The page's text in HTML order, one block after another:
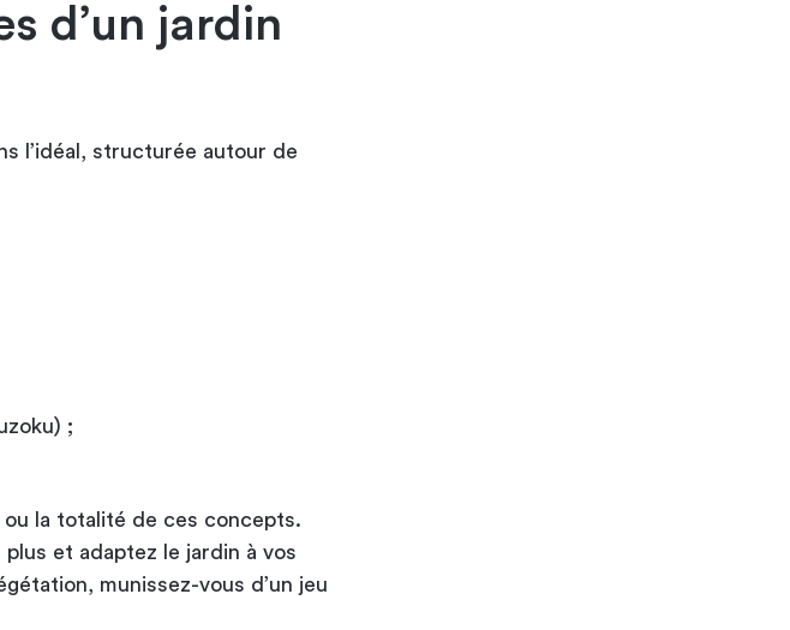
d’un jardin
l’idéal, structurée autour de
;
la totalité de ces concepts.
et adaptez le jardin à vos
munissez-vous d’un jeu